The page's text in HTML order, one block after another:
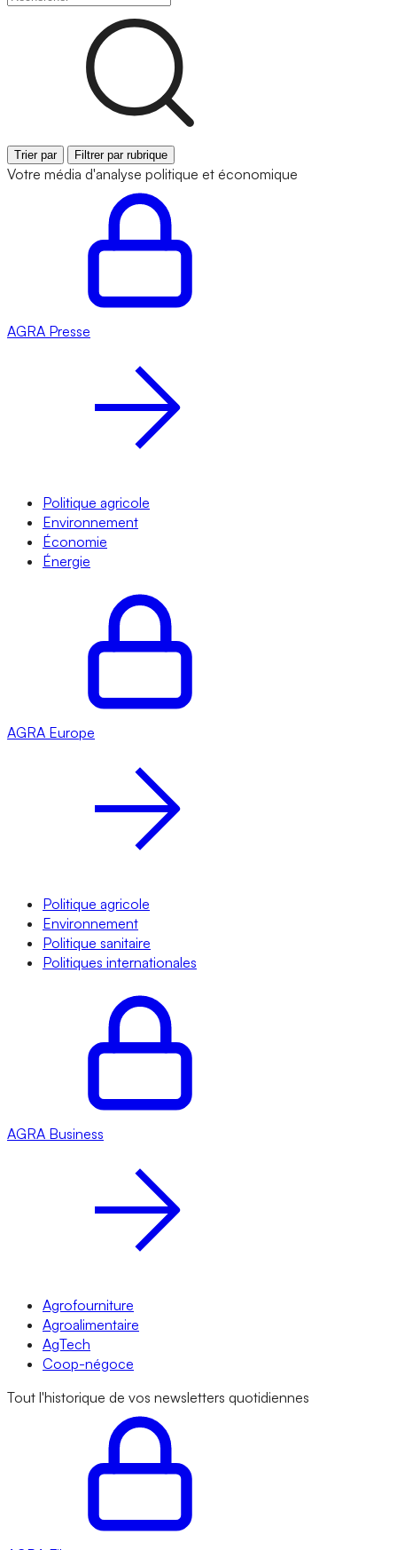
Trier par Filtrer par rubrique
Votre média d'analyse politique et économique
AGRA Presse
Politique agricole
Environnement
Économie
Énergie
AGRA Europe
Politique agricole
Environnement
Politique sanitaire
Politiques internationales
AGRA Business
Agrofourniture
Agroalimentaire
AgTech
Coop-négoce
Tout l'historique de vos newsletters quotidiennes